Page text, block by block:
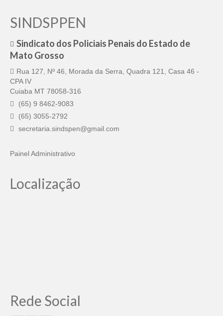
SINDSPPEN
Sindicato dos Policiais Penais do Estado de
Mato Grosso
Rua 127, Nº 46, Morada da Serra, Quadra 121, Casa 46 -
CPA IV
Cuiaba MT 78058-316
(65) 9 8462-9083
(65) 3055-2792
secretaria.sindspen@gmail.com
Painel Administrativo
Localização
Rede Social